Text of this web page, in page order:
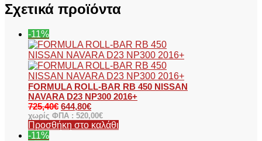
Σχετικά προϊόντα
-11%
FORMULA ROLL-BAR RB 450 NISSAN
NAVARA D23 NP300 2016+
725,40€ 644,80€
χωρίς ΦΠΑ : 520,00€
Προσθήκη στο καλάθι
-11%